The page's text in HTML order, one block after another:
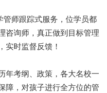
师跟踪式服务，位学员都
咨询师，真正做到目标管理
实时监督反馈！
年考纲、政策，各大名校一
障，对孩子进行全方位的管